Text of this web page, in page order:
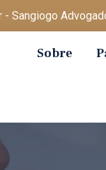
Sangiogo
Sobre